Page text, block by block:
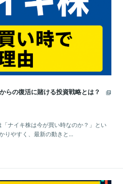
らの復活に賭ける投資戦略とは？
ナイキ株は今が買い時なのか？」とい
りやすく、最新の動きと...